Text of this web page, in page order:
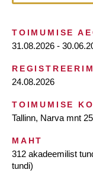
TOIMUMISE
31.08.2026 -
24.08.2026
TOIMUMISE
Tallinn, Narva mnt
MAHT
312 akadeemilist
tundi)